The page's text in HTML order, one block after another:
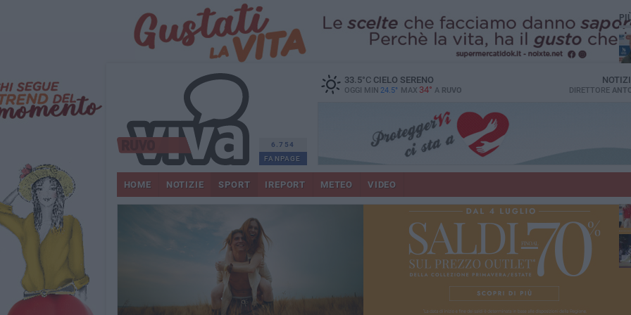
6.754
FANPAGE
33.5°CCIELO SERENO
OGGI MIN 24.5° MAX 34° A RUVO DIRETTORE
HOME NOTIZIE SPORT IREPORT METEO VIDEO